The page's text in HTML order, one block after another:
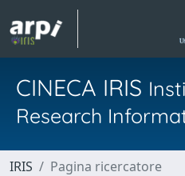
CINECA IRIS
Research
IRIS Pagina ricercatore